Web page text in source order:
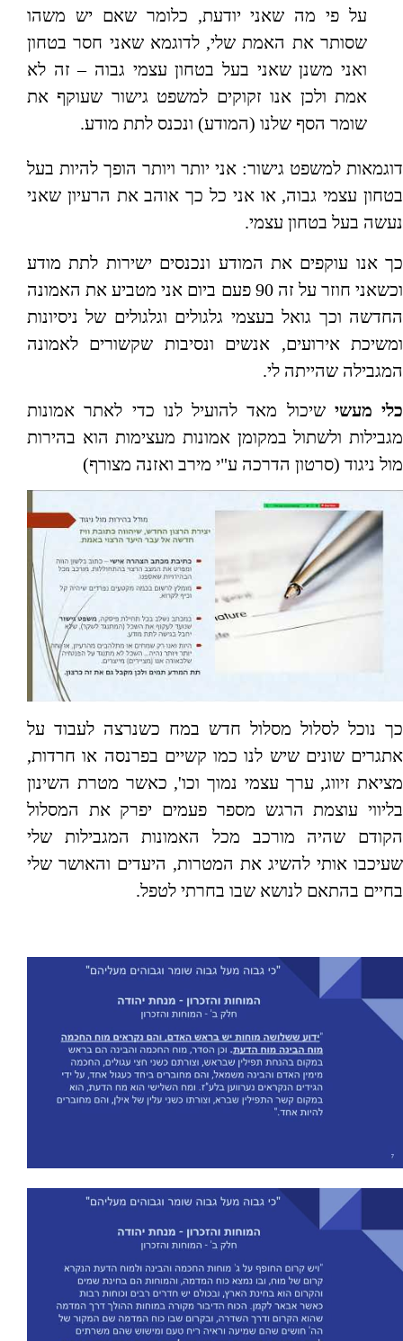
על פי מה שאני יודעת, כלומר שאם יש משהו
שסותר את האמת שלי, לדוגמא שאני חסר בטחון
ואני משנן שאני בעל בטחון עצמי גבוה – זה לא
אמת ולכן אנו זקוקים למשפט גישור שעוקף את
שומר הסף שלנו (המודע) ונכנס לתת מודע.
דוגמאות למשפט גישור: אני יותר ויותר הופך להיות בעל
בטחון עצמי גבוה, או אני כל כך אוהב את הרעיון שאני
נעשה בעל בטחון עצמי.
כך אנו עוקפים את המודע ונכנסים ישירות לתת מודע
וכשאני חוזר על זה 90 פעם ביום אני מטביע את האמונה
החדשה וכך גואל בעצמי גלגולים וגלגולים של ניסיונות
ומשיכת אירועים, אנשים ונסיבות שקשורים לאמונה
המגבילה שהייתה לי.
כלי מעשי שיכול מאד להועיל לנו כדי לאתר אמונות
מגבילות ולשתול במקומן אמונות מעצימות הוא בהירות
מול ניגוד (סרטון הדרכה ע"י מירב ואזנה מצורף)
כך נוכל לסלול מסלול חדש במח כשנרצה לעבוד על
אתגרים שונים שיש לנו כמו קשיים בפרנסה או חרדות,
מציאת זיווג, ערך עצמי נמוך וכו', כאשר מטרת השינון
בליווי עוצמת הרגש מספר פעמים יפרק את המסלול
הקודם שהיה מורכב מכל האמונות המגבילות שלי
שעיכבו אותי להשיג את המטרות, היעדים והאושר שלי
בחיים בהתאם לנושא שבו בחרתי לטפל.